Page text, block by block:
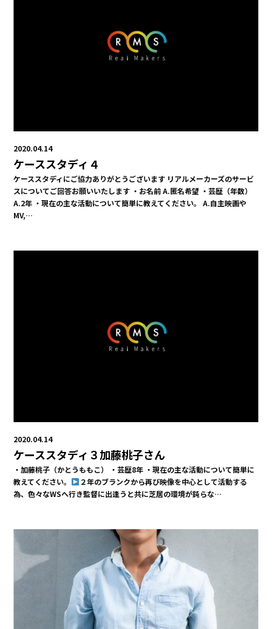
2020.04.14
ケーススタディ４
ケーススタディにご協力ありがとうございます リアルメーカーズのサービ
スについてご回答お願いいたします ・お名前 A.匿名希望 ・芸歴（年数）
A.2年 ・現在の主な活動について簡単に教えてください。 A.自主映画や
MV,…
2020.04.14
ケーススタディ３加藤桃子さん
・加藤桃子（かとうももこ） ・芸歴8年 ・現在の主な活動について簡単に
教えてください。
２年のブランクから再び映像を中心として活動する
為、色々なWSへ行き監督に出逢うと共に芝居の環境が鈍らな…